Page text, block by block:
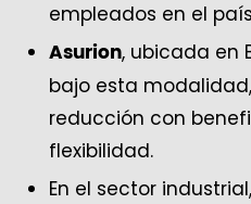
empleados en el
Asurion, ubicada en
bajo esta
reducción con
flexibilidad.
En el sector